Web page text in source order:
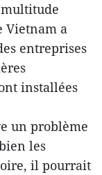
multitude
Vietnam a
entreprises
installées
un problème
les
il pourrait